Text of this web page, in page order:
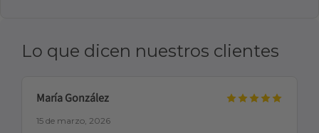
Lo que dicen nuestros clientes
María González
15 de marzo, 2026